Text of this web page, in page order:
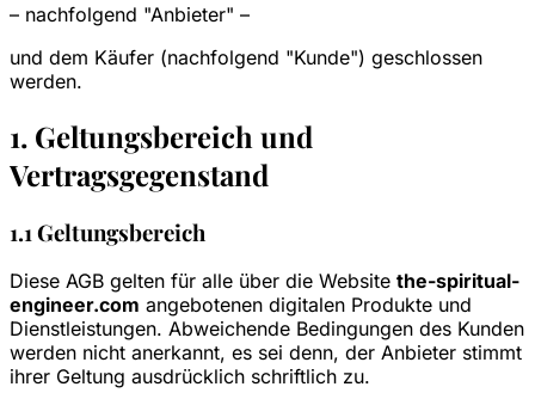
– nachfolgend "Anbieter" –
und dem Käufer (nachfolgend "Kunde") geschlossen
werden.
1. Geltungsbereich und
Vertragsgegenstand
1.1 Geltungsbereich
Diese AGB gelten für alle über die Website the-spiritual-
engineer.com angebotenen digitalen Produkte und
Dienstleistungen. Abweichende Bedingungen des Kunden
werden nicht anerkannt, es sei denn, der Anbieter stimmt
ihrer Geltung ausdrücklich schriftlich zu.